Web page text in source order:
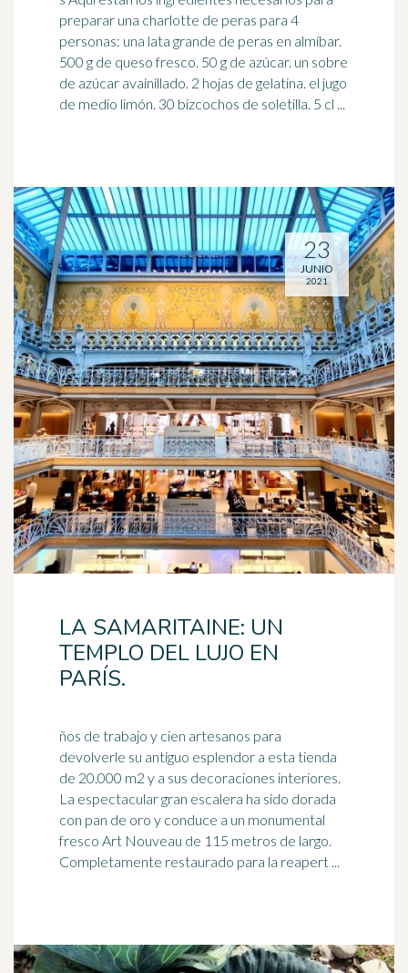
preparar una charlotte de peras para 4
personas: una lata grande de peras en almíbar.
500 g de quesofresco. 50 g de azúcar. un sobre
de azúcar avainillado. 2 hojas de gelatina. el jugo
de medio limón. 30 bizcochos de soletilla. 5 cl ...
LA SAMARITAINE: UN
TEMPLO DEL LUJO EN
PARÍS.
ños de trabajo y cien artesanos para
devolverle su antiguo esplendor a esta tienda
de 20.000 m2 y a sus decoraciones interiores.
La espectacular gran escalera ha sido dorada
con pan de oro y conduce a un monumental
fresco Art Nouveau de 115 metros de largo.
Completamente restaurado para la reapert ...
23
JUNIO
2021